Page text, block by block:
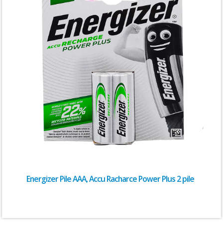
Energizer Pile AAA, Accu Racharce Power Plus 2 pile